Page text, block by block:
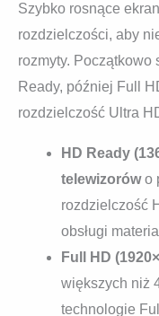
Szybko rosnące
rozdzielczości, aby
rozmyty. Początkowo
Ready, później Full
rozdzielczość Ultra
HD Ready
telewizorówo
rozdzielczość
obsługi
Full HD
większych niż
technologie